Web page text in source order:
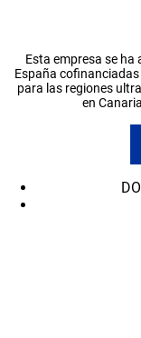
Esta empresa se ha
España cofinanciadas
para las regiones
en